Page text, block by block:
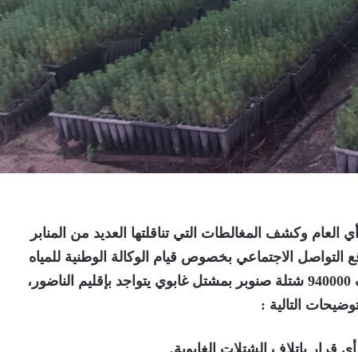
العام وكشف المغالطات التيتناقلتها العديد من المنابر
التواصل الاجتماعي بخصوص قيام الوكالة الوطنية للمياه
،
التالية :
قرار بإتلاف الشتلات الغابوية.